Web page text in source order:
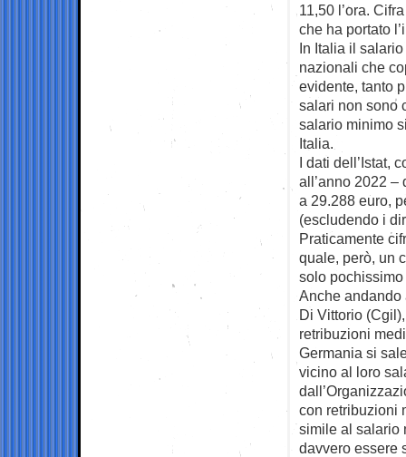
11,50 l’ora.
che ha portato
In Italia il
nazionali che
evidente, tanto
salari non sono
salario minimo
Italia.
I dati dell’Istat,
all’anno 2022 –
a 29.288 euro,
(escludendo i
Praticamente
quale, però, un
solo
Anche andando
Di Vittorio
retribuzioni
Germania si
vicino al loro
con retribuzioni
simile al salario
davvero essere